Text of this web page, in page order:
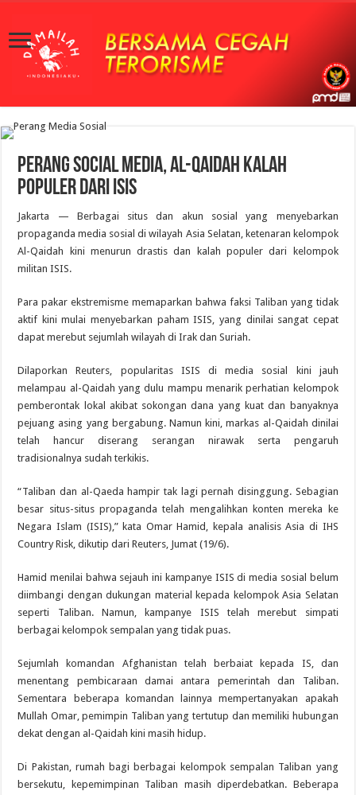
Perang Social Media, Al-Qaidah Kalah
Populer dari ISIS
Jakarta — Berbagai situs dan akun sosial yang menyebarkan
propaganda media sosial di wilayah Asia Selatan, ketenaran kelompok
Al-Qaidah kini menurun drastis dan kalah populer dari kelompok
militan ISIS.
Para pakar ekstremisme memaparkan bahwa faksi Taliban yang tidak
aktif kini mulai menyebarkan paham ISIS, yang dinilai sangat cepat
dapat merebut sejumlah wilayah di Irak dan Suriah.
Dilaporkan Reuters, popularitas ISIS di media sosial kini jauh
melampau al-Qaidah yang dulu mampu menarik perhatian kelompok
pemberontak lokal akibat sokongan dana yang kuat dan banyaknya
pejuang asing yang bergabung. Namun kini, markas al-Qaidah dinilai
telah hancur diserang serangan nirawak serta pengaruh
tradisionalnya sudah terkikis.
“Taliban dan al-Qaeda hampir tak lagi pernah disinggung. Sebagian
besar situs-situs propaganda telah mengalihkan konten mereka ke
Negara Islam (ISIS),” kata Omar Hamid, kepala analisis Asia di IHS
Country Risk, dikutip dari Reuters, Jumat (19/6).
Hamid menilai bahwa sejauh ini kampanye ISIS di media sosial belum
diimbangi dengan dukungan material kepada kelompok Asia Selatan
seperti Taliban. Namun, kampanye ISIS telah merebut simpati
berbagai kelompok sempalan yang tidak puas.
Sejumlah komandan Afghanistan telah berbaiat kepada IS, dan
menentang pembicaraan damai antara pemerintah dan Taliban.
Sementara beberapa komandan lainnya mempertanyakan apakah
Mullah Omar, pemimpin Taliban yang tertutup dan memiliki hubungan
dekat dengan al-Qaidah kini masih hidup.
Di Pakistan, rumah bagi berbagai kelompok sempalan Taliban yang
bersekutu, kepemimpinan Taliban masih diperdebatkan. Beberapa